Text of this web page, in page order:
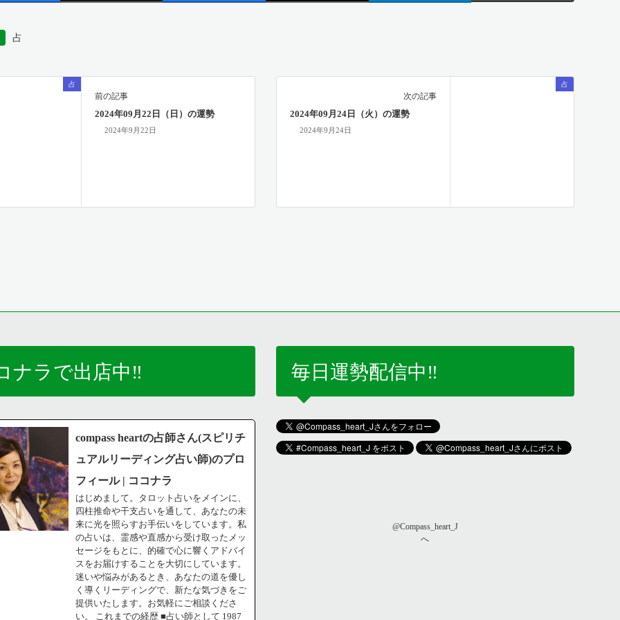
占
占
前の記事
2024年09月22日（日）の運勢
2024年9月22日
占
次の記事
2024年09月24日（火）の運勢
2024年9月24日
ナラで出店中‼️
compass heartの占師さん(スピリチ
ュアルリーディング占い師)のプロ
フィール | ココナラ
はじめまして。タロット占いをメインに、
四柱推命や干支占いを通して、あなたの未
来に光を照らすお手伝いをしています。私
の占いは、霊感や直感から受け取ったメッ
セージをもとに、的確で心に響くアドバイ
スをお届けすることを大切にしています。
迷いや悩みがあるとき、あなたの道を優し
く導くリーディングで、新たな気づきをご
提供いたします。お気軽にご相談くださ
い。 これまでの経歴 ■占い師として 1987
毎日運勢配信中‼️
@Compass_heart_J
へ